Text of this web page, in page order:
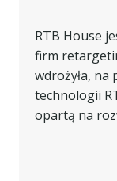
RTB House
firm
wdrożyła,
technologii
opartą na